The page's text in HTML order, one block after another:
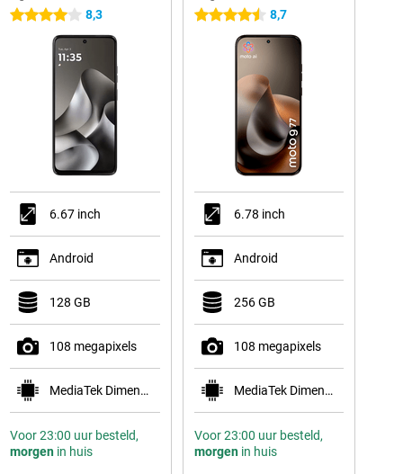
4 sterren 8,3
6.67 inch
Android
128 GB
108 megapixels
MediaTek Dimensity 6300
Voor 23:00 uur besteld,
morgenin huis
4.5 sterren 8,7
6.78 inch
Android
256 GB
108 megapixels
MediaTek Dimensity 6400
Voor 23:00 uur besteld,
morgenin huis